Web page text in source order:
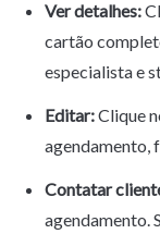
Ver detalhes:
cartão
especialista e
Editar: Clique
agendamento,
Contatar
agendamento.